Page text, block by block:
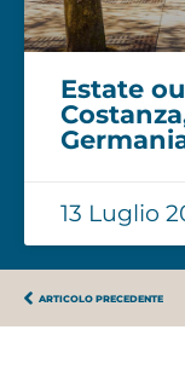
Estate
13 Luglio
ARTICOLO PRECEDENTE